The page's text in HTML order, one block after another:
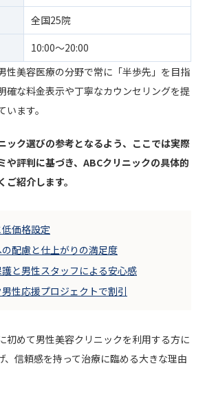
全国25院
10:00〜20:00
性美容医療の分野で常に「半歩先」を目指
確な料金表示や丁寧なカウンセリングを提
ます。
ック選びの参考となるよう、ここでは実際
や評判に基づき、ABCクリニックの具体的
紹介します。
価格設定
配慮と仕上がりの満足度
と男性スタッフによる安心感
性応援プロジェクトで割引
初めて男性美容クリニックを利用する方に
、信頼感を持って治療に臨める大きな理由